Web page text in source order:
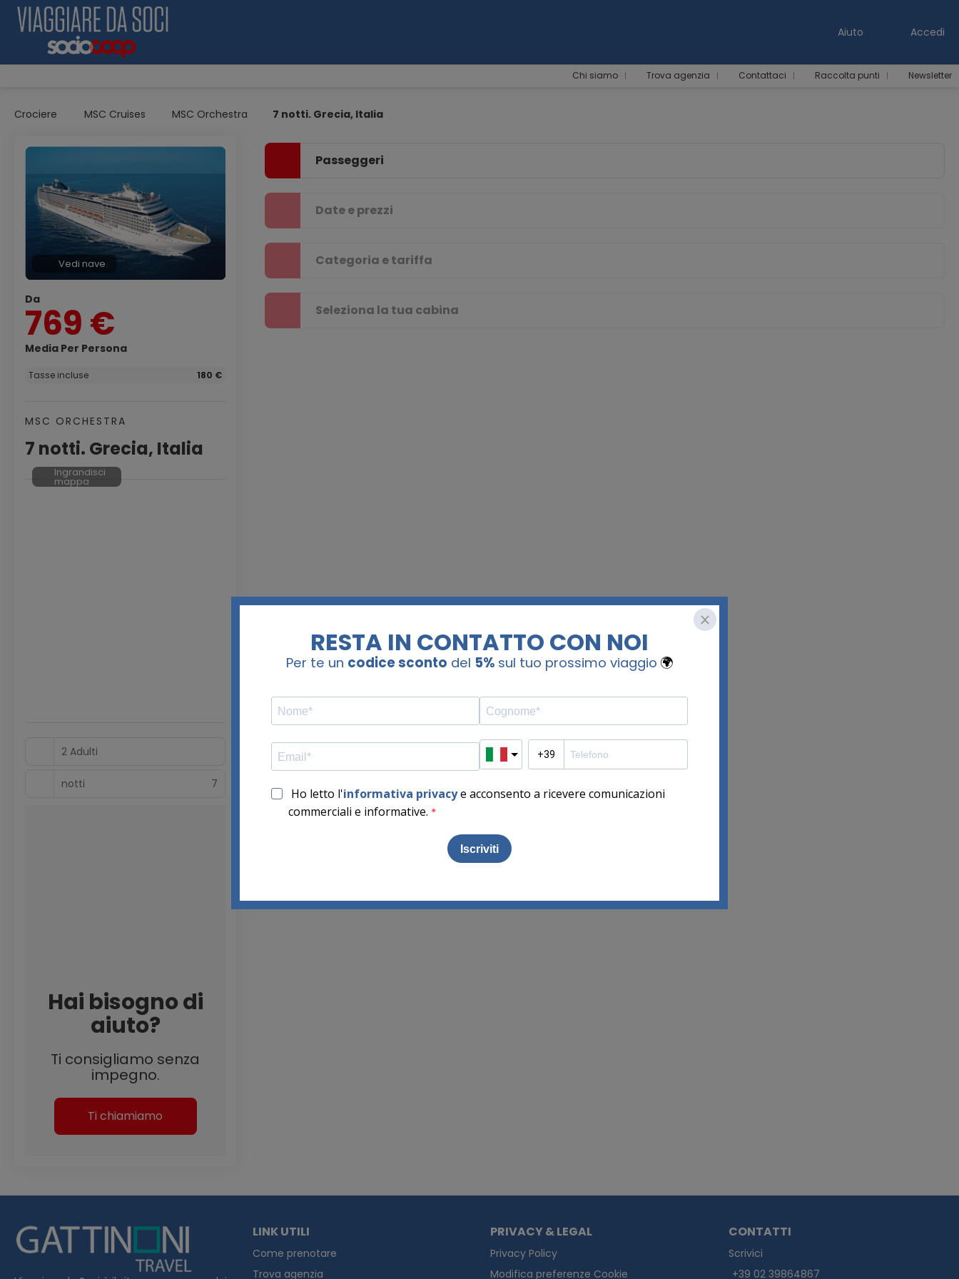
Aiuto Accedi
Chi siamo Trova agenzia Contattaci Raccolta punti Newsletter
Crociere MSC Cruises MSC Orchestra 7 notti. Grecia, Italia
Vedi nave
Da
769 €
Media Per Persona
Tasse incluse 180 €
MSC ORCHESTRA
7 notti. Grecia, Italia
Ingrandisci
mappa
2 Adulti
notti 7
Hai bisogno di
aiuto?
Ti consigliamo senza
impegno.
Ti chiamiamo
Passeggeri
Date e prezzi
Categoria e tariffa
Seleziona la tua cabina
LINK UTILI
Come prenotare
Trova agenzia
PRIVACY & LEGAL
Privacy Policy
Modifica preferenze Cookie
CONTATTI
Scrivici
+39 02 39864867